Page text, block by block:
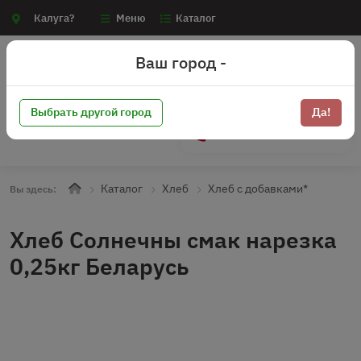
Калуга? Меню Каталог
Вы здесь: Каталог Хлеб Хлеб с добавками*
Хлеб Солнечны смак нарезка
0,25кг Беларусь
Ваш город -
Выбрать другой город Да!